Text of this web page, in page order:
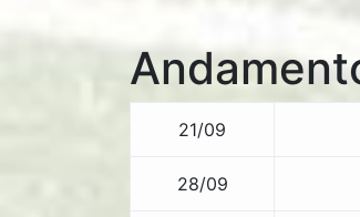
21/09
28/09